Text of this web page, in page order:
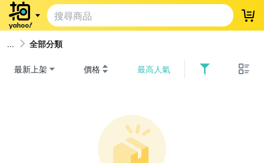
登
全部分類
最新上架 價格 最高人氣